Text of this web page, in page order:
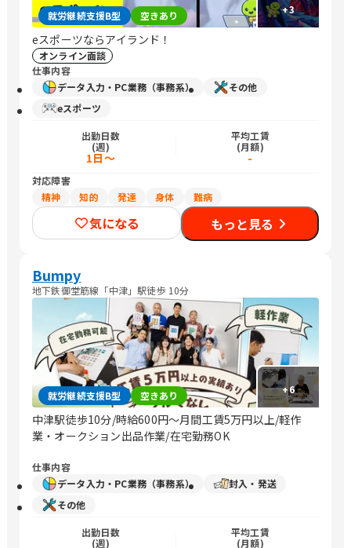
+3
就労継続支援B型 空きあり
eスポーツならアイランド！
オンライン面談
仕事内容
データ入力・PC業務（事務系）
その他
eスポーツ
出勤日数
(週)
1日～
平均工賃
(月額)
-
対応障害
精神
知的 発達 身体 難病
気になる もっと見る
Bumpy
地下鉄御堂筋線「中津」駅徒歩 10分
+6
就労継続支援B型 空きあり
中津駅徒歩10分/時給600円～月間工賃5万円以上/軽作
業・オークション出品作業/在宅勤務OK
仕事内容
データ入力・PC業務（事務系）
封入・発送
その他
出勤日数
(週)
平均工賃
(月額)